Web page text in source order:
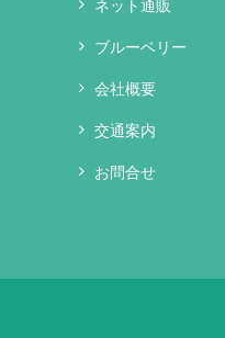
ネット通販
ブルーベリー
会社概要
交通案内
お問合せ